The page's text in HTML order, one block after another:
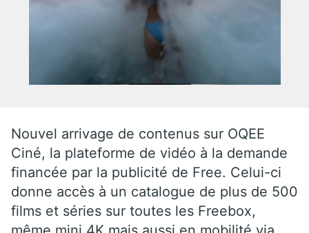
Nouvel arrivage de contenus sur OQEE
Ciné, la plateforme de vidéo à la demande
financée par la publicité de Free. Celui-ci
donne accès à un catalogue de plus de 500
films et séries sur toutes les Freebox,